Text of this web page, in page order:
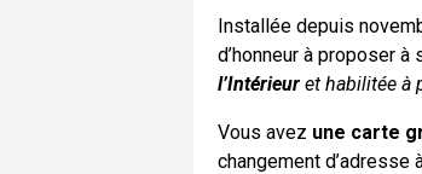
Installée depuis
d’honneur à proposer
l’Intérieur et habilitée à
Vous avez une carte
changement